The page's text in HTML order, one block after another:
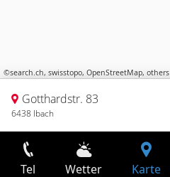
©search.ch, swisstopo, OpenStreetMap, others
Gotthardstr. 83
6438 Ibach
Tel Wetter Karte